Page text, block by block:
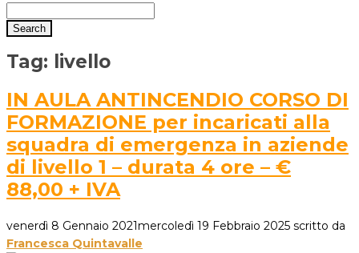
Tag: livello
IN AULA ANTINCENDIO CORSO DI
FORMAZIONE per incaricati alla
squadra di emergenza in aziende
di livello 1 – durata 4 ore – €
88,00 + IVA
venerdì 8 Gennaio 2021mercoledì 19 Febbraio 2025 scritto da
Francesca Quintavalle